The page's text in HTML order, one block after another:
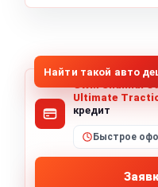
Найти такой авто
GWM Shanhai
Ultimate
кредит
Быстрое